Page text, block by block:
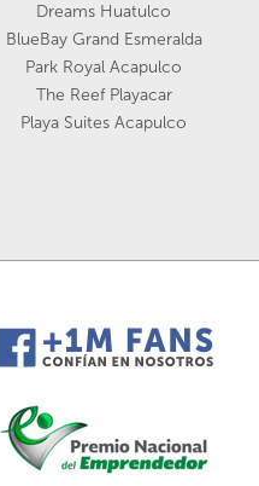
Dreams Huatulco
BlueBay Grand Esmeralda
Park Royal Acapulco
The Reef Playacar
Playa Suites Acapulco